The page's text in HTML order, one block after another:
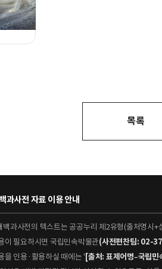
목록
과사전 자료 이용 안내
백과사전의 텍스트는 공공누리 제2유형(출처명시+
이 필요하시면 국립민속박물관(사전편찬팀: 02-
을 인용·활용하실 때에는 ' [출처: 표제어명–국립